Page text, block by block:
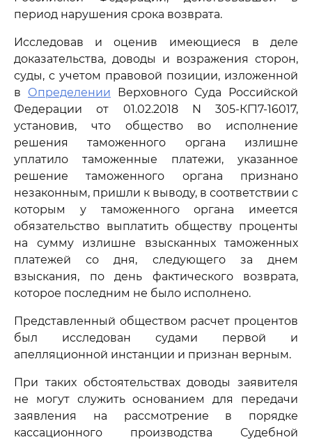
период нарушения срока возврата.
Исследовав и оценив имеющиеся в деле
доказательства, доводы и возражения сторон,
суды, с учетом правовой позиции, изложенной
в Определении Верховного Суда Российской
Федерации от 01.02.2018 N 305-КГ17-16017,
установив, что общество во исполнение
решения таможенного органа излишне
уплатило таможенные платежи, указанное
решение таможенного органа признано
незаконным, пришли к выводу, в соответствии с
которым у таможенного органа имеется
обязательство выплатить обществу проценты
на сумму излишне взысканных таможенных
платежей со дня, следующего за днем
взыскания, по день фактического возврата,
которое последним не было исполнено.
Представленный обществом расчет процентов
был исследован судами первой и
апелляционной инстанции и признан верным.
При таких обстоятельствах доводы заявителя
не могут служить основанием для передачи
заявления на рассмотрение в порядке
кассационного производства Судебной